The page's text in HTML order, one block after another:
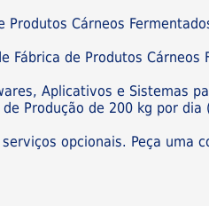
Produtos Cárneos
Fábrica de Produtos Cárneos
Aplicativos e Sistemas
Produção de 200 kg por
opcionais. Peça uma